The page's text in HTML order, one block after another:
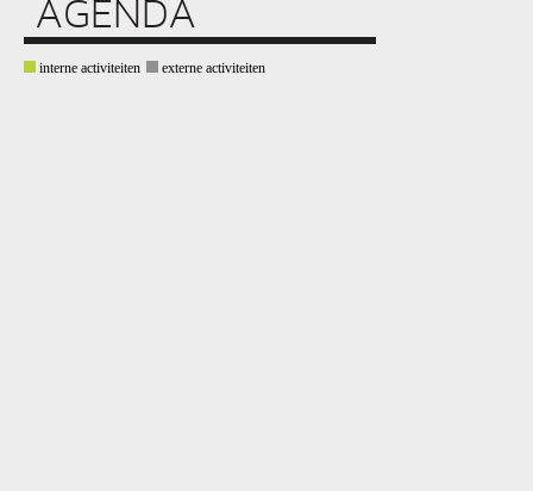
AGENDA
interne activiteiten externe activiteiten